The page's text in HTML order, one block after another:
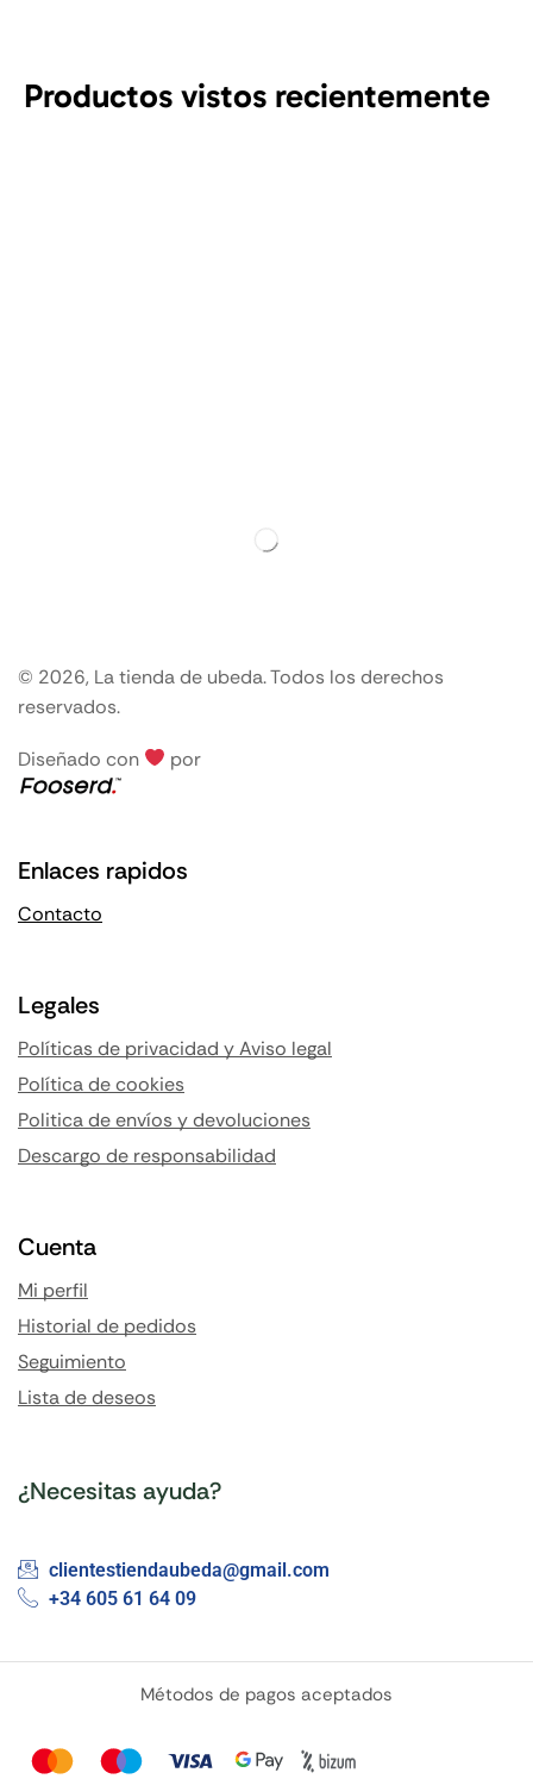
Productos vistos recientemente
© 2026, La tienda de ubeda. Todos los derechos
reservados.
Diseñado con por
Enlaces rapidos
Contacto
Legales
Políticas de privacidad y Aviso legal
Política de cookies
Politica de envíos y devoluciones
Descargo de responsabilidad
Cuenta
Mi perfil
Historial de pedidos
Seguimiento
Lista de deseos
¿Necesitas ayuda?
clientestiendaubeda@gmail.com
+34 605 61 64 09
Métodos de pagos aceptados